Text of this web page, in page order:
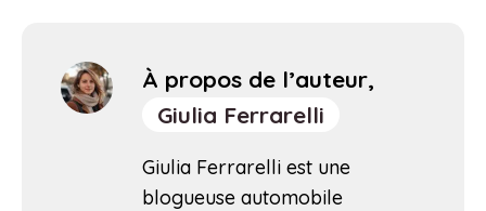
À propos de l’auteur,
Giulia Ferrarelli
Giulia Ferrarelli est une
blogueuse automobile